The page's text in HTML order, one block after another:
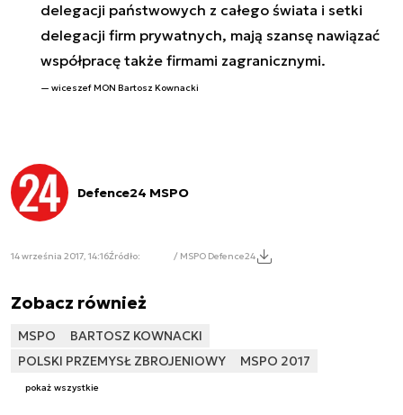
delegacji państwowych z całego świata i setki
delegacji firm prywatnych, mają szansę nawiązać
współpracę także firmami zagranicznymi.
wiceszef MON Bartosz Kownacki
Defence24 MSPO
14 września 2017, 14:16Źródło: / MSPO Defence24
Zobacz również
MSPO
BARTOSZ KOWNACKI
POLSKI PRZEMYSŁ ZBROJENIOWY
MSPO 2017
pokaż wszystkie